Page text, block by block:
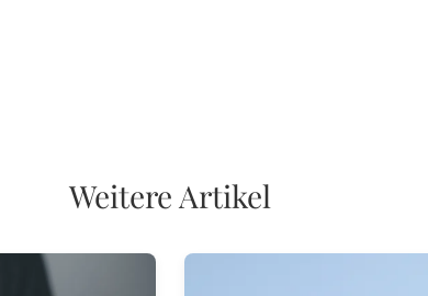
Weitere Artikel